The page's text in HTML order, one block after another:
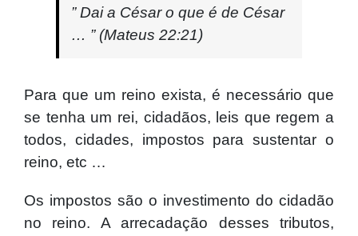
”Dai a César o que é de César
… ” (Mateus 22:21)
Para que um reino exista, é necessário que
se tenha um rei, cidadãos, leis que regem a
todos, cidades, impostos para sustentar o
reino, etc …
Os impostos são o investimento do cidadão
no reino. A arrecadação desses tributos,